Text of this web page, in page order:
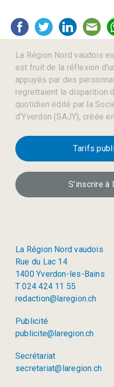
La Région Nord vaudois
est fruit de la réflexion
appuyés par des
regrettaient la disparition
quotidien édité par la
d’Yverdon (SAJY), créée
Tarifs
S’inscrire
La Région Nord vaudois
Rue du Lac 14
1400 Yverdon-les-Bains
T 024 424 11 55
redaction@laregion.ch
Publicité
publicite@laregion.ch
Secrétariat
secretariat@laregion.ch